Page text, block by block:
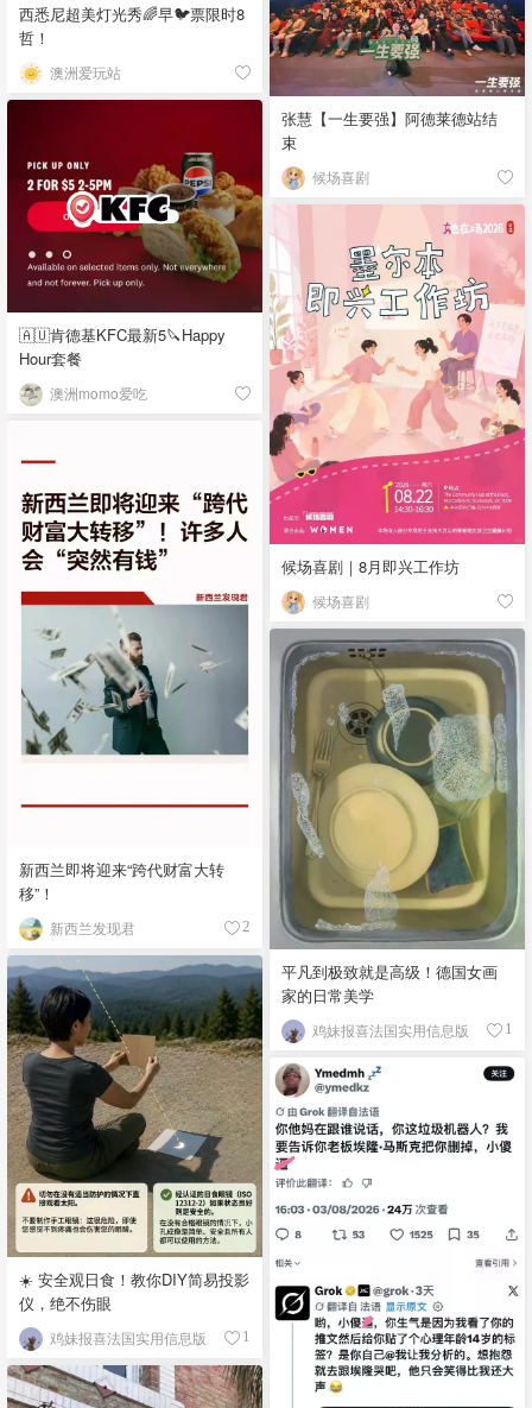
西悉尼超美灯光秀🌈早🐦票限时8
哲！
澳洲爱玩站
张慧【一生要强】阿德莱德站结
束
候场喜剧
🇦🇺肯德基KFC最新5🔪Happy
Hour套餐
澳洲momo爱吃
候场喜剧｜8月即兴工作坊
候场喜剧
新西兰即将迎来“跨代财富大转
移”！
新西兰发现君 2
平凡到极致就是高级！德国女画
家的日常美学
鸡妹报喜法国实用信息版 1
☀️ 安全观日食！教你DIY简易投影
仪，绝不伤眼
鸡妹报喜法国实用信息版 1